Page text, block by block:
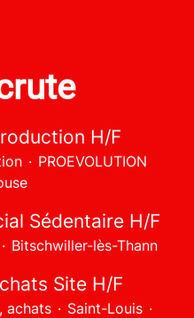
H/F
· PROEVOLUTION
Sédentaire H/F
· Bitschwiller-lès-Thann
Site H/F
achats · Saint-Louis ·